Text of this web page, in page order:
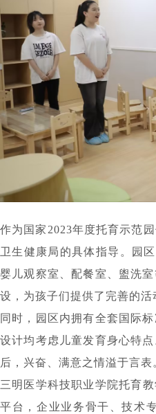
作为国家2023年度托育示范
卫生健康局的具体指导。园
婴儿观察室、配餐室、盥洗
设，为孩子们提供了完善的活
同时，园区内拥有全套国际
设计均考虑儿童发育身心特
后，兴奋、满意之情溢于言
三明医学科技职业学院托育
平台，企业业务骨干、技术